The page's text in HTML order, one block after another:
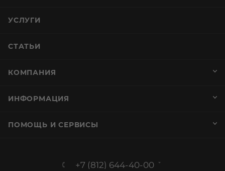
УСЛУГИ
СТАТЬИ
КОМПАНИЯ
ИНФОРМАЦИЯ
ПОМОЩЬ И СЕРВИСЫ
+7 (812) 644-40-00